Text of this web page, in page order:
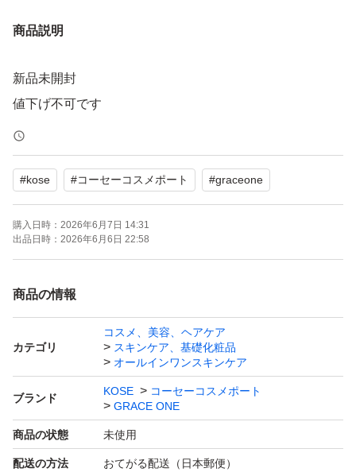
商品説明
新品未開封
値下げ不可です
#kose #コーセーコスメポート #graceone
購入日時： 2026年6月7日 14:31
出品日時： 2026年6月6日 22:58
商品の情報
カテゴリ
コスメ、美容、ヘアケア
スキンケア、基礎化粧品
オールインワンスキンケア
ブランド
KOSE
コーセーコスメポート
GRACE ONE
商品の状態 未使用
配送の方法 おてがる配送（日本郵便）